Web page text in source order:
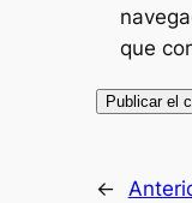
que
←